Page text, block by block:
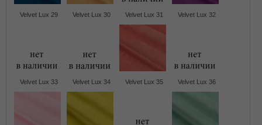
Velvet Lux 29 Velvet Lux 30 Velvet Lux 31 Velvet Lux 32
Velvet Lux 33 Velvet Lux 34 Velvet Lux 35 Velvet Lux 36